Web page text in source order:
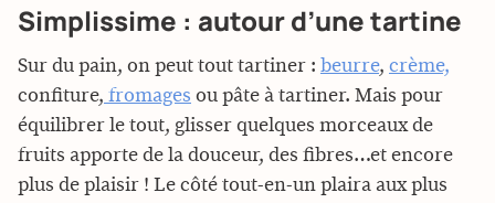
Simplissime : autour d’une tartine
Sur du pain, on peut tout tartiner : beurre, crème,
confiture, fromages ou pâte à tartiner. Mais pour
équilibrer le tout, glisser quelques morceaux de
fruits apporte de la douceur, des fibres…et encore
plus de plaisir ! Le côté tout-en-un plaira aux plus